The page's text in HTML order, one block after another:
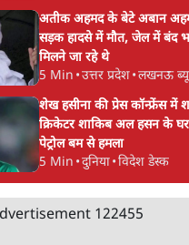
अतीक अहमद के बेटे अबान
सड़क हादसे में मौत, जेल में बंद
मिलने जा रहे थे
5 Min •उत्तर प्रदेश•लखनऊ
शेख हसीना की प्रेस कॉन्फ्रेंस में
क्रिकेटर शाकिब अल हसन के
पेट्रोल बम से हमला
5 Min •दुनिया•विदेश डेस्क
122455